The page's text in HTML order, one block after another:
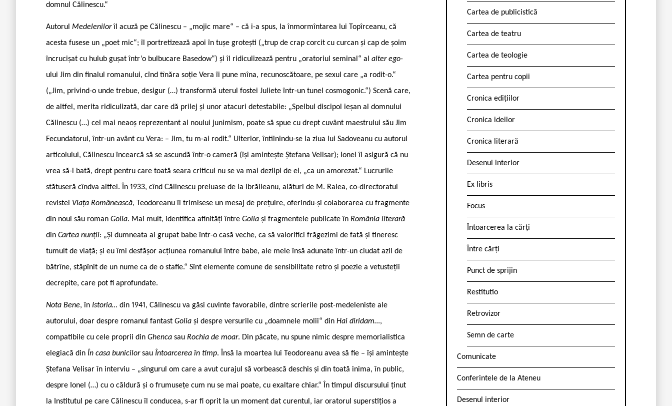
domnul Călinescu.“
Autorul Medelenilorîl acuză pe Călinescu – „mojic mare“ – că i-a spus, la înmormîntarea lui Topîrceanu, că
acesta fusese un „poet mic“; îl portretizează apoi în tușe grotești („trup de crap corcit cu curcan și cap de șoim
încrucișat cu hulub gușat într’o bulbucare Basedow“) și îl ridiculizează pentru „oratoriul seminal“ al alter ego-
ului Jim din finalul romanului, cînd tînăra soție Vera îi pune mîna, recunoscătoare, pe sexul care „a rodit-o.“
(„Jim, privind-o unde trebue, desigur (…) transformă uterul fostei Juliete într-un tunel cosmogonic.“) Scenă care,
de altfel, merita ridiculizată, dar care dă prilej și unor atacuri detestabile: „Spelbul discipol ieșan al domnului
Călinescu (…) cel mai neaoș reprezentant al noului junimism, poate să spue cu drept cuvânt maestrului său Jim
Fecundatorul, într-un avânt cu Vera: – Jim, tu m-ai rodit.“ Ulterior, întîlnindu-se la ziua lui Sadoveanu cu autorul
articolului, Călinescu încearcă să se ascundă într-o cameră (își amintește Ștefana Velisar); Ionel îl asigură că nu
vrea să-l bată, drept pentru care toată seara criticul nu se va mai dezlipi de el, „ca un amorezat.“ Lucrurile
stătuseră cîndva altfel. În 1933, cînd Călinescu preluase de la Ibrăileanu, alături de M. Ralea, co-directoratul
revistei Viața Românească, Teodoreanu îi trimisese un mesaj de prețuire, oferindu-și colaborarea cu fragmente
din noul său roman Golia. Mai mult, identifica afinități între Golia și fragmentele publicate în România literară
din Cartea nunții: „Și dumneata ai grupat babe într-o casă veche, ca să valorifici frăgezimi de fată și tineresc
tumult de viață; și eu îmi desfășor acțiunea romanului între babe, ale mele însă adunate într-un ciudat azil de
bătrîne, stăpînit de un nume ca de o stafie.“ Sînt elemente comune de sensibilitate retro și poezie a vetusteții
decrepite, care pot fi aprofundate.
Nota Bene, în Istoria… din 1941, Călinescu va găsi cuvinte favorabile, dintre scrierile post-medeleniste ale
autorului, doar despre romanul fantast Golia și despre versurile cu „doamnele molii“ din Hai diridam…,
compatibile cu cele proprii din Ghenca sau Rochia de moar. Din păcate, nu spune nimic despre memorialistica
elegiacă din În casa bunicilorsau Întoarcerea în timp. Însă la moartea lui Teodoreanu avea să fie – își amintește
Ștefana Velisar în interviu – „singurul om care a avut curajul să vorbească deschis și din toată inima, în public,
despre Ionel (…) cu o căldură și o frumusețe cum nu se mai poate, cu exaltare chiar.“ În timpul discursului ținut
la Institutul pe care Călinescu îl conducea, s-ar fi oprit la un moment dat curentul, iar oratorul superstițios a
Cartea de publicistică
Cartea de teatru
Cartea de teologie
Cartea pentru copii
Cronica edițiilor
Cronica ideilor
Cronica literară
Desenul interior
Ex libris
Focus
Întoarcerea la cărți
Între cărți
Punct de sprijin
Restitutio
Retrovizor
Semn de carte
Comunicate
Conferintele de la Ateneu
Desenul interior